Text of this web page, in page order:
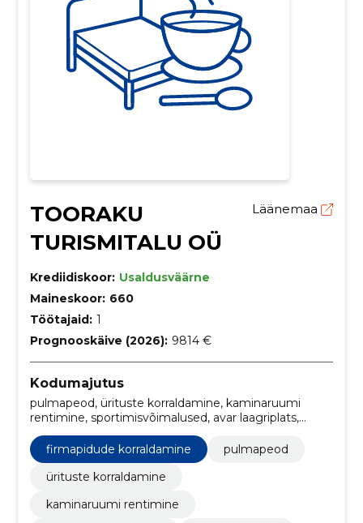
TOORAKU
TURISMITALU OÜ
Läänemaa
Krediidiskoor: Usaldusväärne
Maineskoor: 660
Töötajaid: 1
Prognooskäive (2026): 9814 €
Kodumajutus
pulmapeod, ürituste korraldamine, kaminaruumi
rentimine, sportimisvõimalused, avar laagriplats,
vibulaskmise, sportimise võimalused, ujumiskoht
firmapidude korraldamine
pulmapeod
ürituste korraldamine
kaminaruumi rentimine